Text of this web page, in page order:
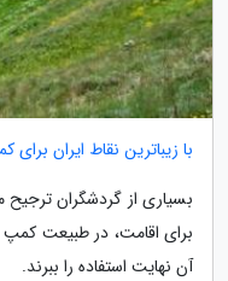
با زیباترین نقاط ایران
بسیاری از گردشگران
برای اقامت، در طبیعت
آن نهایت استفاده را ببرند.